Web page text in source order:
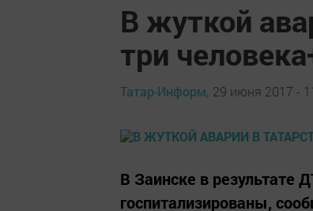
В жуткой
три
Татар-Информ, 29 июня 2017 -
В Заинске в результате
госпитализированы,